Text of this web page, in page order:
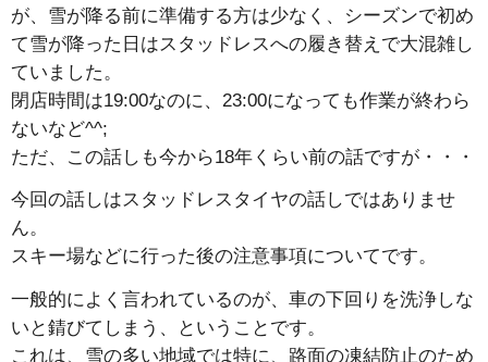
が、雪が降る前に準備する方は少なく、シーズンで初め
て雪が降った日はスタッドレスへの履き替えで大混雑し
ていました。
閉店時間は19:00なのに、23:00になっても作業が終わら
ないなど^^;
ただ、この話しも今から18年くらい前の話ですが・・・
今回の話しはスタッドレスタイヤの話しではありませ
ん。
スキー場などに行った後の注意事項についてです。
一般的によく言われているのが、車の下回りを洗浄しな
いと錆びてしまう、ということです。
これは、雪の多い地域では特に、路面の凍結防止のため